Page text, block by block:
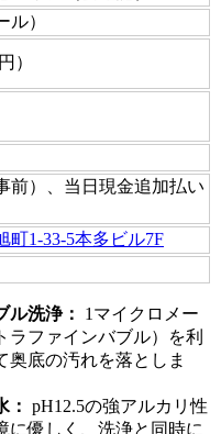
ル）
）
前）、当日現金追加払い
町1-33-5本多ビル7F
ル洗浄：
1マイクロメー
ラファインバブル）を利
奥底の汚れを落としま
： pH12.5の強アルカリ性
に優しく、洗浄と同時に